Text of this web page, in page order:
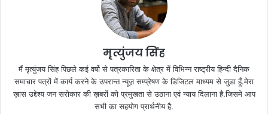
मृत्युंजय सिंह
मैं मृत्युंजय सिंह पिछले कई वर्षो से पत्रकारिता के क्षेत्र में विभिन्न राष्ट्रीय हिन्दी दैनिक
समाचार पत्रों में कार्य करने के उपरान्त न्यूज़ सम्प्रेषण के डिजिटल माध्यम से जुडा हूँ.मेरा
ख़ास उद्देश्य जन सरोकार की ख़बरों को प्रमुखता से उठाना एवं न्याय दिलाना है.जिसमे आप
सभी का सहयोग प्रार्थनीय है.